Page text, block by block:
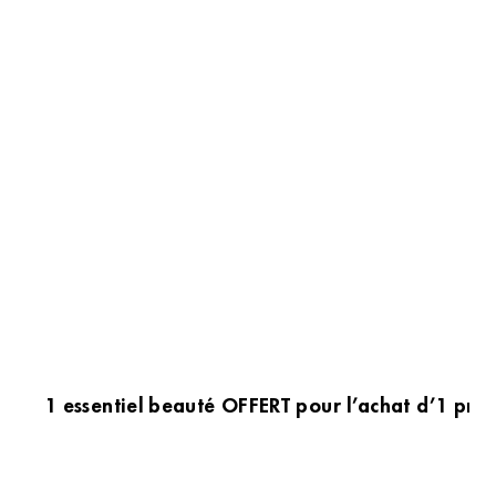
1 essentiel beauté OFFERT pour l’achat d’1